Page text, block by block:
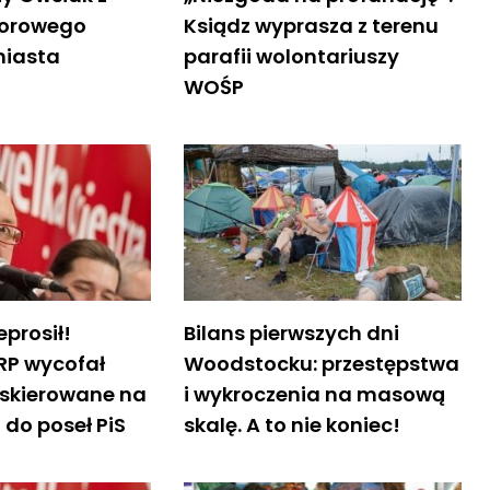
Ksiądz wyprasza z terenu
parafii wolontariuszy
WOŚP
wycofał
na
poseł PiS
Bilans pierwszych dni
Woodstocku: przestępstwa
i wykroczenia na masową
skalę. A to nie koniec!